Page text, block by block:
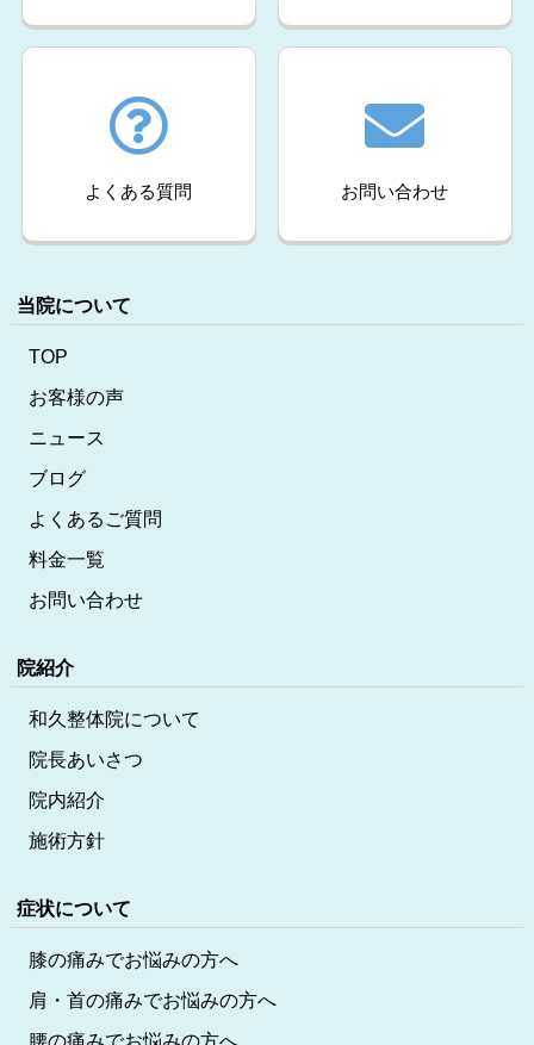
よくある質問 お問い合わせ
当院について
TOP
お客様の声
ニュース
ブログ
よくあるご質問
料金一覧
お問い合わせ
院紹介
和久整体院について
院長あいさつ
院内紹介
施術方針
症状について
膝の痛みでお悩みの方へ
肩・首の痛みでお悩みの方へ
腰の痛みでお悩みの方へ